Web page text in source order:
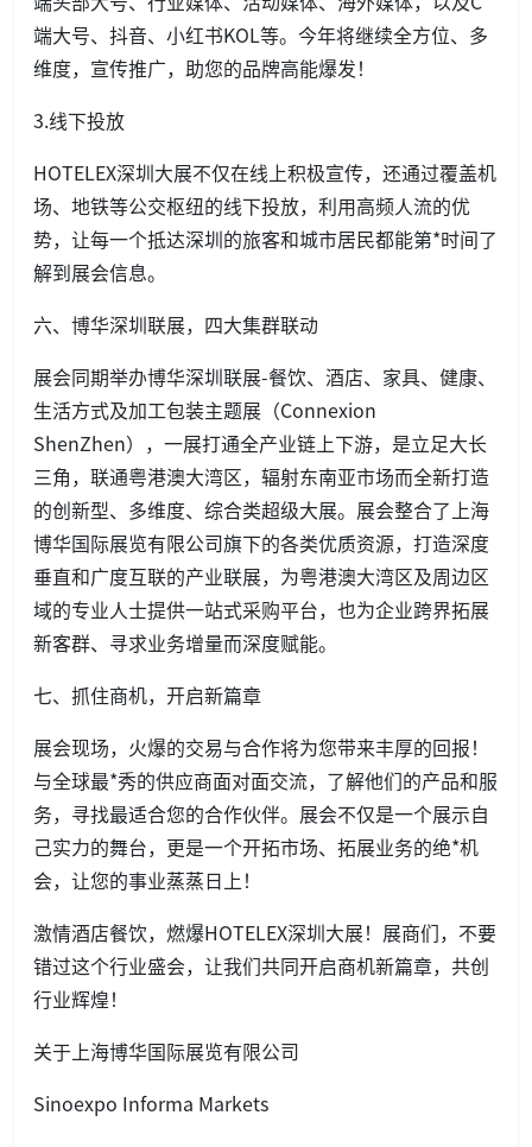
端大号、抖音、小红书KOL等。今年将继续全方位、多
维度，宣传推广，助您的品牌高能爆发！
3.线下投放
HOTELEX深圳大展不仅在线上积极宣传，还通过覆盖机
场、地铁等公交枢纽的线下投放，利用高频人流的优
势，让每一个抵达深圳的旅客和城市居民都能第*时间了
解到展会信息。
六、博华深圳联展，四大集群联动
展会同期举办博华深圳联展-餐饮、酒店、家具、健康、
生活方式及加工包装主题展（Connexion
ShenZhen），一展打通全产业链上下游，是立足大长
三角，联通粤港澳大湾区，辐射东南亚市场而全新打造
的创新型、多维度、综合类超级大展。展会整合了上海
博华国际展览有限公司旗下的各类优质资源，打造深度
垂直和广度互联的产业联展，为粤港澳大湾区及周边区
域的专业人士提供一站式采购平台，也为企业跨界拓展
新客群、寻求业务增量而深度赋能。
七、抓住商机，开启新篇章
展会现场，火爆的交易与合作将为您带来丰厚的回报！
与全球最*秀的供应商面对面交流，了解他们的产品和服
务，寻找最适合您的合作伙伴。展会不仅是一个展示自
己实力的舞台，更是一个开拓市场、拓展业务的绝*机
会，让您的事业蒸蒸日上！
激情酒店餐饮，燃爆HOTELEX深圳大展！展商们，不要
错过这个行业盛会，让我们共同开启商机新篇章，共创
行业辉煌！
关于上海博华国际展览有限公司
Sinoexpo Informa Markets